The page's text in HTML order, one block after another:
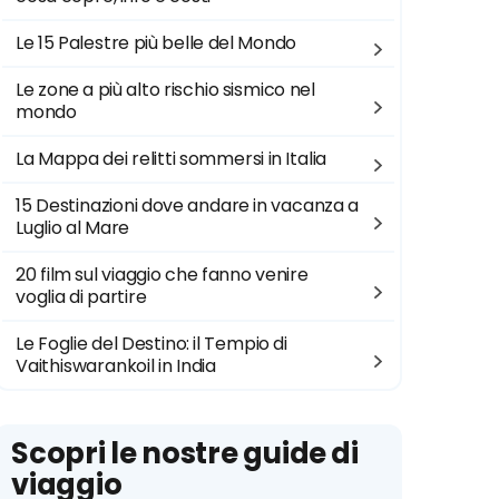
Le 15 Palestre più belle del Mondo
Le zone a più alto rischio sismico nel
mondo
La Mappa dei relitti sommersi in Italia
15 Destinazioni dove andare in vacanza a
Luglio al Mare
20 film sul viaggio che fanno venire
voglia di partire
Le Foglie del Destino: il Tempio di
Vaithiswarankoil in India
Scopri le nostre guide di
viaggio